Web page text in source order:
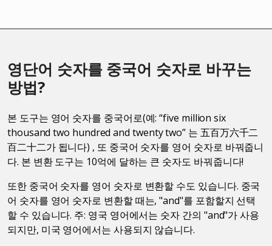
영단어 숫자를 중국어 숫자로 바꾸는
방법?
본 도구는 영어 숫자를 중국어로(예: “five million six
thousand two hundred and twenty two” 는 五百万六千二
百二十二가 됩니다) , 또 중국어 숫자를 영어 숫자로 바꿔줍니
다. 본 변환 도구는 10억에 달하는 큰 숫자도 바꿔줍니다!
또한 중국어 숫자를 영어 숫자로 변환할 수도 있습니다. 중국
어 숫자를 영어 숫자로 변환할 때는, "and"를 포함할지 선택
할 수 있습니다. 주: 영국 영어에서는 숫자 간의 "and"가 사용
되지만, 미국 영어에서는 사용되지 않습니다.